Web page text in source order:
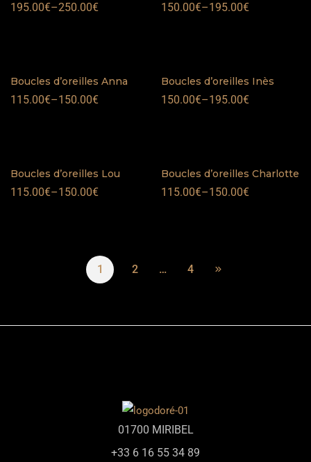
195.00€–250.00€ 150.00€–195.00€
Boucles d’oreilles Anna
115.00€–150.00€
Boucles d’oreilles Inès
150.00€–195.00€
Boucles d’oreilles Lou
115.00€–150.00€
Boucles d’oreilles Charlotte
115.00€–150.00€
1 2 … 4
01700 MIRIBEL
+33 6 16 55 34 89